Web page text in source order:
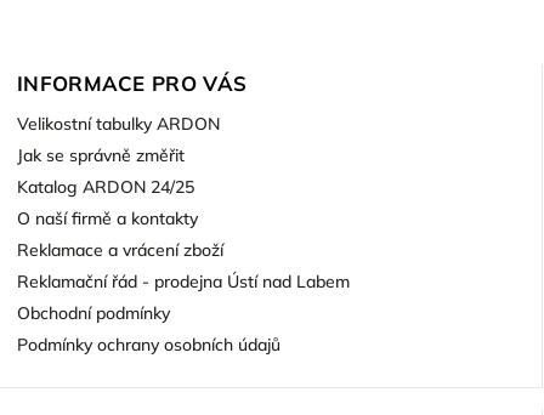
INFORMACE PRO VÁS
Velikostní tabulky ARDON
Jak se správně změřit
Katalog ARDON 24/25
O naší firmě a kontakty
Reklamace a vrácení zboží
Reklamační řád - prodejna Ústí nad Labem
Obchodní podmínky
Podmínky ochrany osobních údajů